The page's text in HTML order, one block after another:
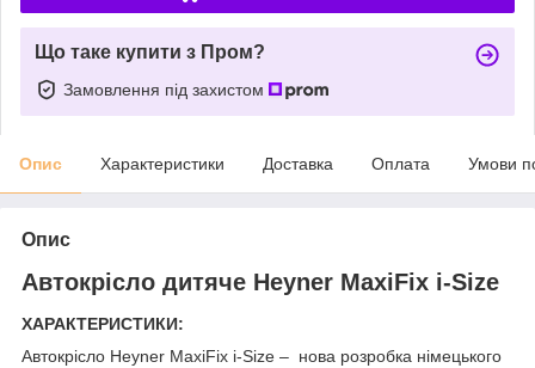
Що таке купити з Пром?
Замовлення під захистом
Опис Характеристики Доставка Оплата Умови
Опис
Автокрісло дитяче Heyner MaxiFix i-Size
ХАРАКТЕРИСТИКИ:
Автокрісло Heyner MaxiFix i-Size – нова розробка німецького